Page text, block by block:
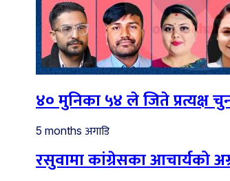
४० मुनिका ५४ ले जिते प्रत्यक्ष
5 months अगाडि
रसुवामा कांग्रेसका आचार्यको